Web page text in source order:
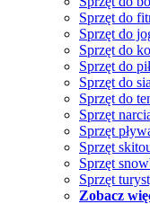
Sprzęt do
Sprzęt do
Sprzęt do
Sprzęt do
Sprzęt do
Sprzęt do
Sprzęt
Sprzęt
Sprzęt
Sprzęt
Sprzęt
Zobacz